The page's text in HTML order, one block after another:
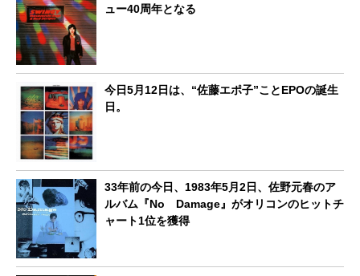
ュー40周年となる
今日5月12日は、“佐藤エポ子”ことEPOの誕生
日。
33年前の今日、1983年5月2日、佐野元春のア
ルバム『No Damage』がオリコンのヒットチ
ャート1位を獲得